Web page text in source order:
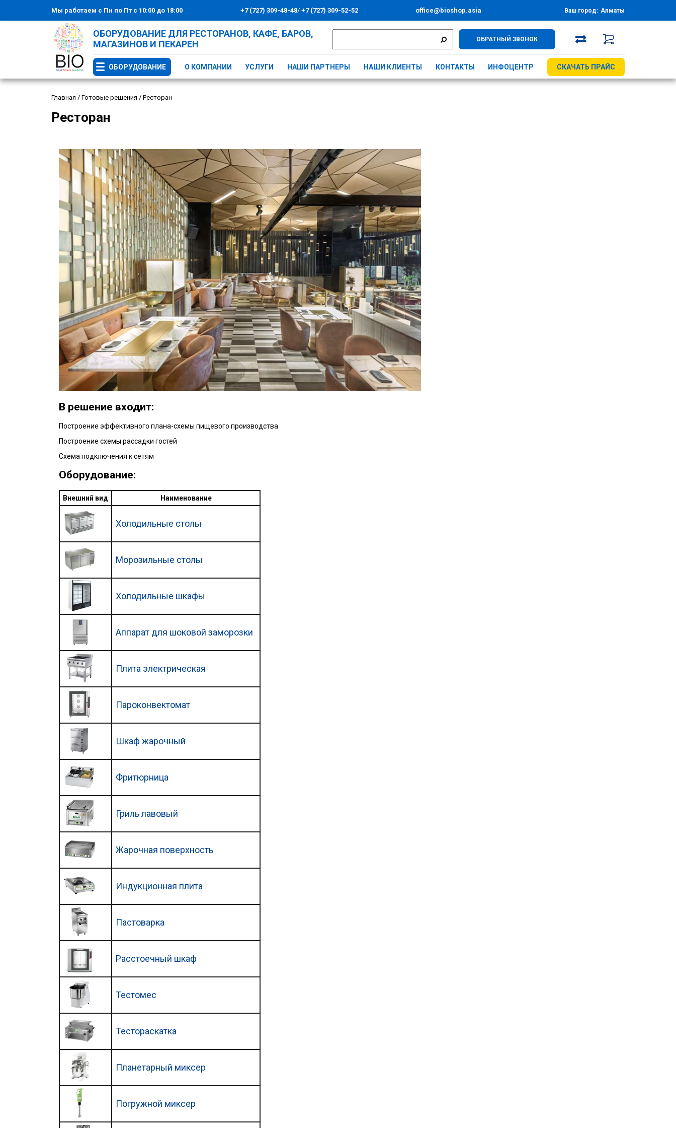
Мы работаем с Пн по Пт с 10:00 до 18:00 +7 (727) 309-48-48/+7 (727) 309-52-52 office@bioshop.asia Ваш город: Алматы
ОБОРУДОВАНИЕ ДЛЯ РЕСТОРАНОВ, КАФЕ, БАРОВ,
МАГАЗИНОВ И ПЕКАРЕН
ОБРАТНЫЙ ЗВОНОК
ОБОРУДОВАНИЕ О КОМПАНИИ УСЛУГИ НАШИ ПАРТНЕРЫ НАШИ КЛИЕНТЫ КОНТАКТЫ ИНФОЦЕНТР СКАЧАТЬ ПРАЙС
Главная / Готовые решения / Ресторан
Ресторан
В решение входит:
Построение эффективного плана-схемы пищевого производства
Построение схемы рассадки гостей
Схема подключения к сетям
Оборудование:
Внешний вид Наименование
Холодильные столы
Морозильные столы
Холодильные шкафы
Аппарат для шоковой заморозки
Плита электрическая
Пароконвектомат
Шкаф жарочный
Фритюрница
Гриль лавовый
Жарочная поверхность
Индукционная плита
Пастоварка
Расстоечный шкаф
Тестомес
Тестораскатка
Планетарный миксер
Погружной миксер